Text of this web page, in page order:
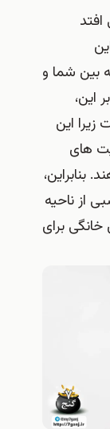
بین شما و
این،
این
های
بنابراین،
از ناحیه
خانگی برای